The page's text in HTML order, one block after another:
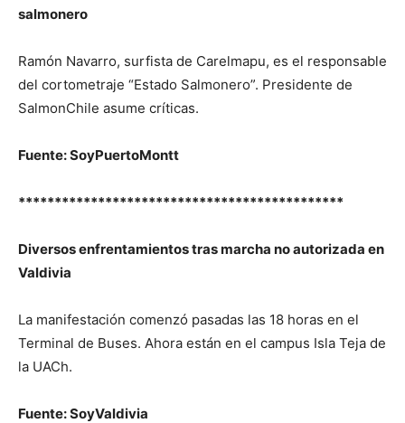
salmonero
Ramón Navarro, surfista de Carelmapu, es el responsable
del cortometraje “Estado Salmonero”. Presidente de
SalmonChile asume críticas.
Fuente: SoyPuertoMontt
*********************************************
Diversos enfrentamientos tras marcha no autorizada en
Valdivia
La manifestación comenzó pasadas las 18 horas en el
Terminal de Buses. Ahora están en el campus Isla Teja de
la UACh.
Fuente: SoyValdivia